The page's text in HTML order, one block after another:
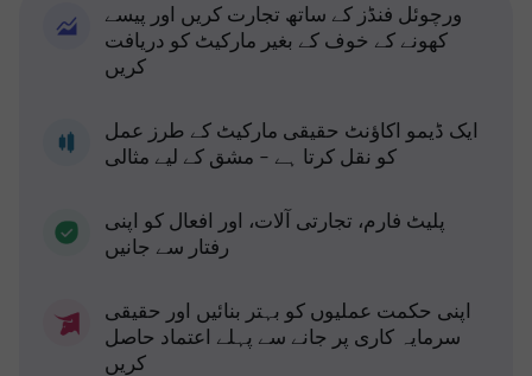
ورچوئل فنڈز کے ساتھ تجارت کریں اور پیسے
کھونے کے خوف کے بغیر مارکیٹ کو دریافت
کریں
ایک ڈیمو اکاؤنٹ حقیقی مارکیٹ کے طرز عمل
کو نقل کرتا ہے - مشق کے لیے مثالی
پلیٹ فارم، تجارتی آلات، اور افعال کو اپنی
رفتار سے جانیں
اپنی حکمت عملیوں کو بہتر بنائیں اور حقیقی
سرمایہ کاری پر جانے سے پہلے اعتماد حاصل
کریں